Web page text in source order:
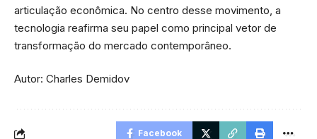
articulação econômica. No centro desse movimento, a
tecnologia reafirma seu papel como principal vetor de
transformação do mercado contemporâneo.
Autor: Charles Demidov
Facebook